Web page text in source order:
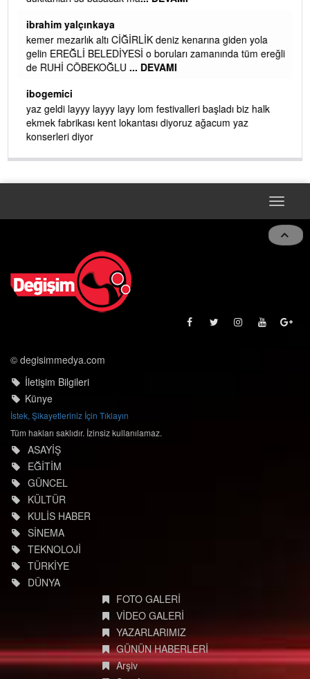
ibrahim yalçınkaya
kemer mezarlık altı CİĞİRLİK deniz kenarına giden yola
gelin EREĞLİ BELEDİYESİ o boruları zamanında tüm ereğli
de RUHİ CÖBEKOĞLU ... DEVAMI
ibogemici
yaz geldi layyy layyy layy lom festivalleri başladı biz halk
ekmek fabrikası kent lokantası diyoruz ağacum yaz
konserleri diyor
Toggle
© degisimmedya.com
İletişim Bilgileri
Künye
İstek, Şikayetleriniz İçin Tıklayın
Tüm hakları saklıdır. İzinsiz kullanılamaz.
ASAYİŞ
EĞİTİM
GÜNCEL
KÜLTÜR
KULİS HABER
SİNEMA
TEKNOLOJİ
TÜRKİYE
DÜNYA
FOTO GALERİ
VİDEO GALERİ
YAZARLARIMIZ
GÜNÜN HABERLERİ
Arşiv